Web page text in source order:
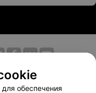
Размещение рекламы
договор
обеспечения